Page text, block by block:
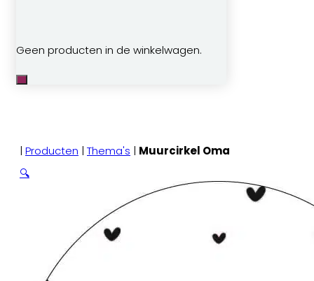
Geen producten in de winkelwagen.
| Producten | Thema's | Muurcirkel Oma
🔍